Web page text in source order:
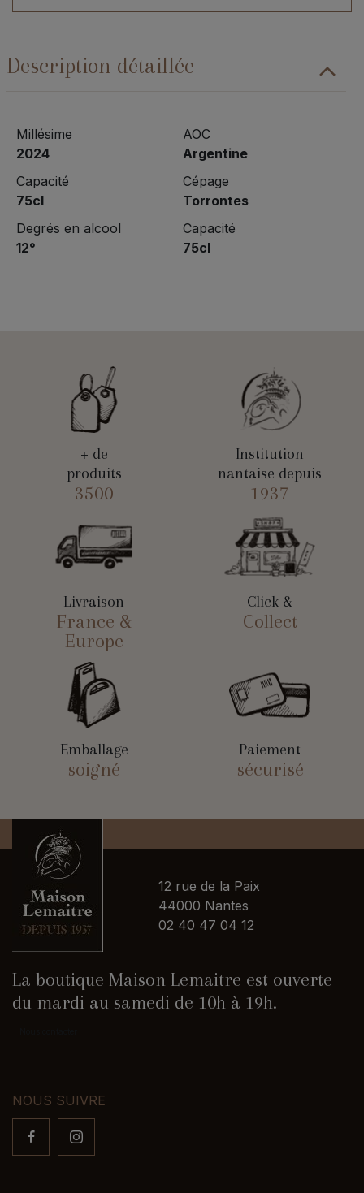
Argentine
Etchart
Description détaillée
Millésime
2024
Capacité
75cl
Degrés en alcool
12°
AOC
Argentine
Cépage
Torrontes
Capacité
75cl
+ de
produits
3500
Institution
nantaise depuis
1937
Livraison
France &
Europe
Click &
Collect
Emballage
soigné
Paiement
sécurisé
12 rue de la Paix
44000 Nantes
02 40 47 04 12
La boutique Maison Lemaitre est ouverte
du mardi au samedi de 10h à 19h.
NOUS SUIVRE